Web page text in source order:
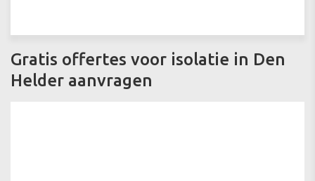
Gratis offertes voor isolatie in Den
Helder aanvragen